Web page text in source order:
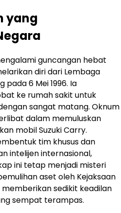
yang
guncangan hebat
diri dari Lembaga
6 Mei 1996. Ia
ke rumah sakit untuk
sangat matang. Oknum
dalam memuluskan
mobil Suzuki Carry.
tim khusus dan
intelijen internasional,
ini tetap menjadi misteri
aset oleh Kejaksaan
sedikit keadilan
sempat terampas.